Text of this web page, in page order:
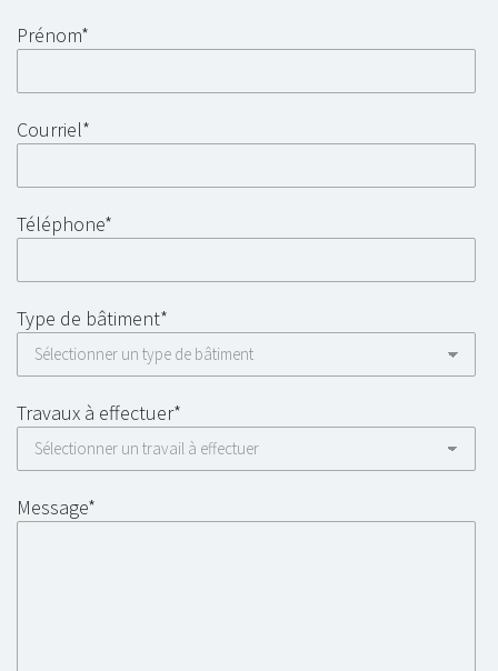
Prénom*
Courriel*
Téléphone*
Type de bâtiment*
Travaux à effectuer*
Message*